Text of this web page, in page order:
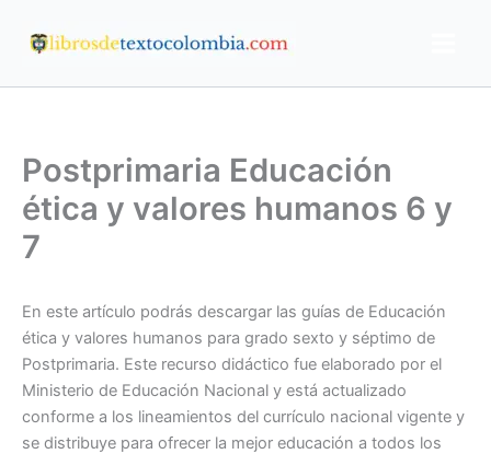
Postprimaria Educación
ética y valores humanos 6 y
7
En este artículo podrás descargar las guías de Educación
ética y valores humanos para grado sexto y séptimo de
Postprimaria. Este recurso didáctico fue elaborado por el
Ministerio de Educación Nacional y está actualizado
conforme a los lineamientos del currículo nacional vigente y
se distribuye para ofrecer la mejor educación a todos los